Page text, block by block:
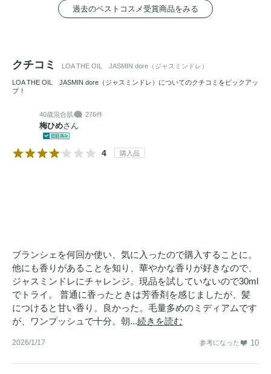
過去のベストコスメ受賞商品をみる
クチコミ LOA THE OIL JASMIN dore（ジャスミンドレ）
LOA THE OIL JASMIN dore（ジャスミンドレ）についてのクチコミをピックアッ
プ！
40歳混合肌 276件
梅ひめさん
4 購入品
ブランシェを何回か使い、気に入ったので購入することに。
他にも香りがあることを知り、華やかな香りが好きなので、
ジャスミンドレにチャレンジ。現品を試していないので30ml
でトライ。 普通に香ったときは芳香剤を感じましたが、髪
につけると甘い香り。良かった。毛量多めのミディアムです
が、ワンプッシュで十分。朝...続きを読む
2026/1/17 参考になった 10